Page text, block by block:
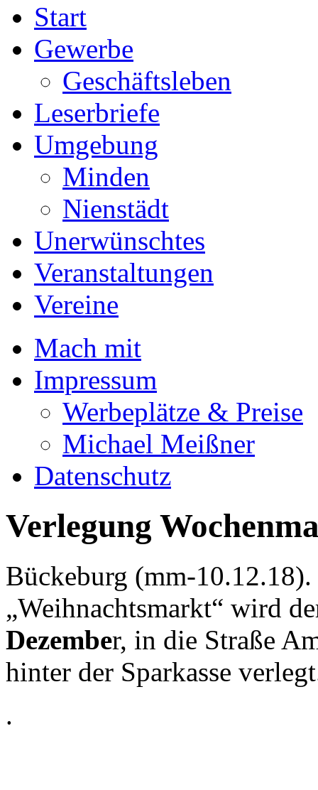
Start
Gewerbe
Geschäftsleben
Leserbriefe
Umgebung
Minden
Nienstädt
Unerwünschtes
Veranstaltungen
Vereine
Mach mit
Impressum
Werbeplätze & Preise
Michael Meißner
Datenschutz
Verlegung
Bückeburg (mm-10.12.18).
„Weihnachtsmarkt“ wird
Dezember, in die Straße
hinter der Sparkasse
.